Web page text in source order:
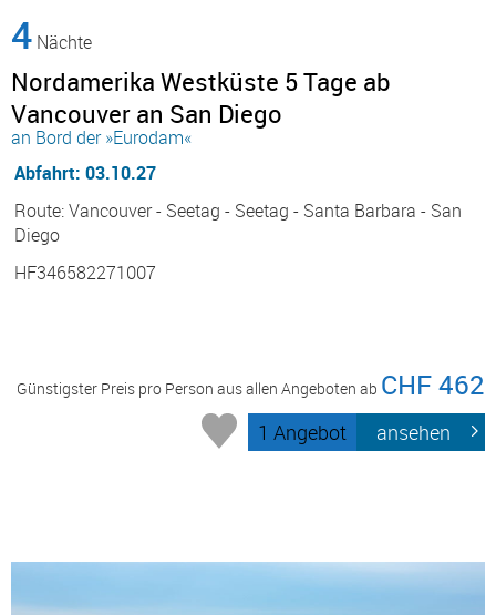
4 Nächte
Nordamerika Westküste 5 Tage ab
Vancouver an San Diego
an Bord der »Eurodam«
Abfahrt: 03.10.27
Route: Vancouver - Seetag - Seetag - Santa Barbara - San
Diego
HF346582271007
Günstigster Preis pro Person aus allen Angeboten ab CHF 462
1 Angebot ansehen